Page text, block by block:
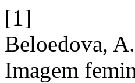
[1]
Beloedova,
Imagem